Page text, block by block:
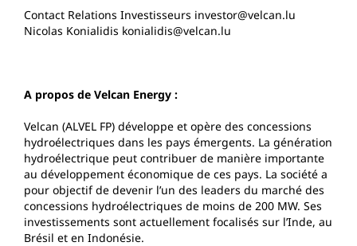
Contact Relations Investisseurs investor@velcan.lu
Nicolas Konialidis konialidis@velcan.lu
A propos de Velcan Energy :
Velcan (ALVEL FP) développe et opère des concessions
hydroélectriques dans les pays émergents. La génération
hydroélectrique peut contribuer de manière importante
au développement économique de ces pays. La société a
pour objectif de devenir l’un des leaders du marché des
concessions hydroélectriques de moins de 200 MW. Ses
investissements sont actuellement focalisés sur l’Inde, au
Brésil et en Indonésie.